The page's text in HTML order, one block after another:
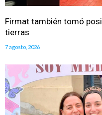
Firmat también tomó
tierras
7 agosto, 2026